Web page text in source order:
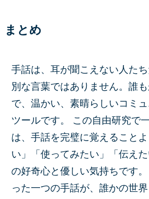
まとめ
手話は、耳が聞こえない人た
別な言葉ではありません。誰
で、温かい、素晴らしいコミ
ツールです。 この自由研究で
は、手話を完璧に覚えることよ
い」「使ってみたい」「伝え
の好奇心と優しい気持ちです
った一つの手話が、誰かの世